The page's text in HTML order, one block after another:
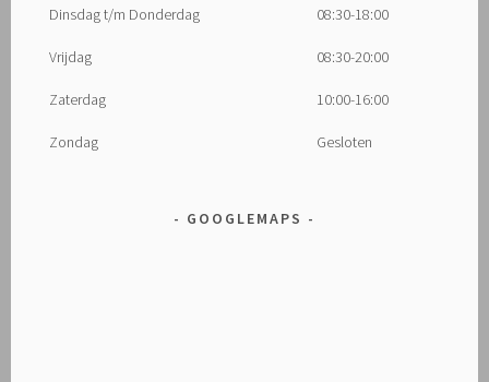
Dinsdag t/m Donderdag 08:30-18:00
Vrijdag 08:30-20:00
Zaterdag 10:00-16:00
Zondag Gesloten
GOOGLEMAPS